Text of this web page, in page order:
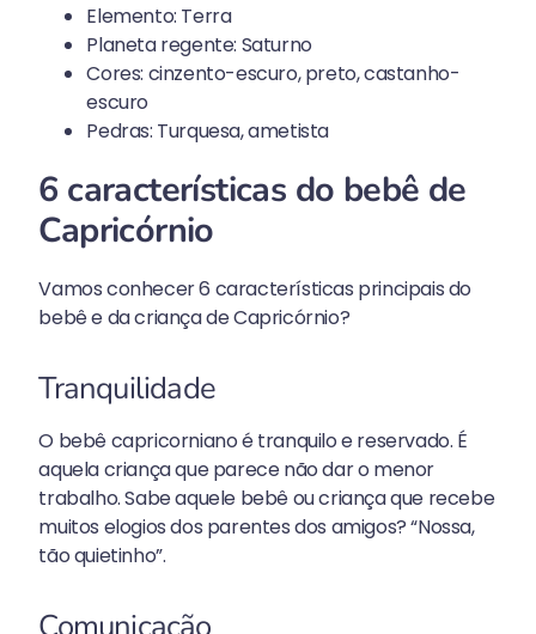
Elemento: Terra
Planeta regente: Saturno
Cores: cinzento-escuro, preto, castanho-
escuro
Pedras: Turquesa, ametista
6 características do bebê de
Capricórnio
Vamos conhecer 6 características principais do
bebê e da criança de Capricórnio?
Tranquilidade
O bebê capricorniano é tranquilo e reservado. É
aquela criança que parece não dar o menor
trabalho. Sabe aquele bebê ou criança que recebe
muitos elogios dos parentes dos amigos? “Nossa,
tão quietinho”.